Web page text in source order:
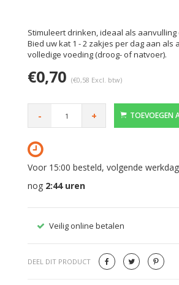
Stimuleert drinken, ideaal als
Bied uw kat 1 - 2 zakjes per dag aan als
volledige voeding (droog- of natvoer).
€0,70 (€0,58 Excl. btw)
- + TOEVOEGEN
Voor 15:00 besteld, volgende
nog 2:44uren
Veilig online betalen
DEEL DIT PRODUCT